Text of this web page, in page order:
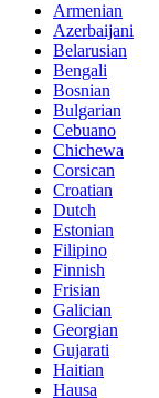
Armenian
Azerbaijani
Belarusian
Bengali
Bosnian
Bulgarian
Cebuano
Chichewa
Corsican
Croatian
Dutch
Estonian
Filipino
Finnish
Frisian
Galician
Georgian
Gujarati
Haitian
Hausa